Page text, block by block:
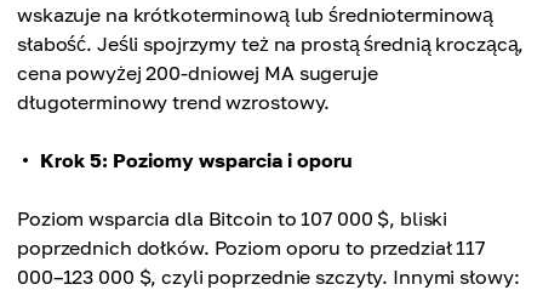
wskazuje na krótkoterminową lub średnioterminową
słabość. Jeśli spojrzymy też na prostą średnią kroczącą,
cena powyżej 200-dniowej MA sugeruje
długoterminowy trend wzrostowy.
Krok 5: Poziomy wsparcia i oporu
Poziom wsparcia dla Bitcoin to 107 000 $, bliski
poprzednich dołków. Poziom oporu to przedział 117
000–123 000 $, czyli poprzednie szczyty. Innymi słowy: